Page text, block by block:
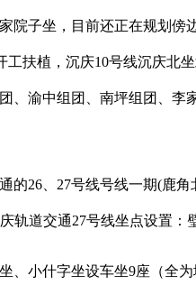
院子坐，目前还正在规划
扶植，沉庆10号线沉庆北
渝中组团、南坪组团、李
26、27号线号线一期(鹿角
轨道交通27号线坐点设置：
小什字坐设车坐9座（全为